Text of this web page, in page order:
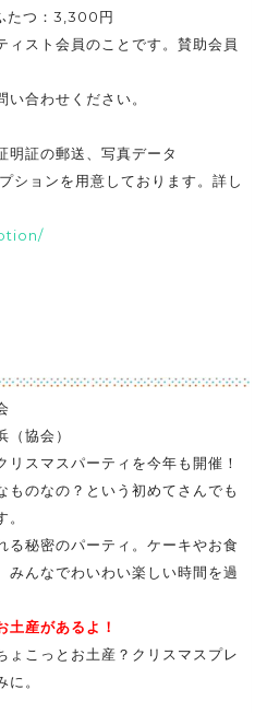
たつ：3,300円
スト会員のことです。賛助会員
合わせください。
明証の郵送、写真データ
ションを用意しております。詳し
協会）
スマスパーティを今年も開催！
ものなの？という初めてさんでも
る秘密のパーティ。ケーキやお食
みんなでわいわい楽しい時間を過
産があるよ！
ょこっとお土産？クリスマスプレ
。